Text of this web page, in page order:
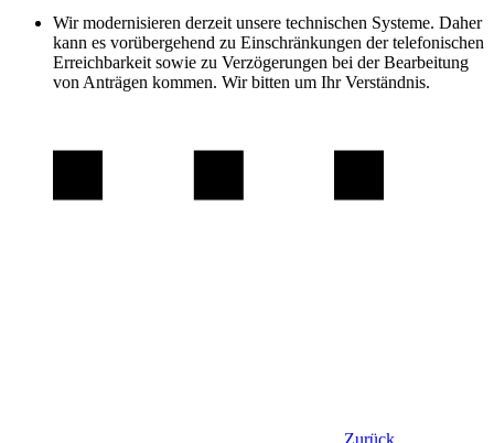
Wir modernisieren derzeit unsere technischen Systeme. Daher
kann es vorübergehend zu Einschränkungen der telefonischen
Erreichbarkeit sowie zu Verzögerungen bei der Bearbeitung
von Anträgen kommen. Wir bitten um Ihr Verständnis.
Zurück